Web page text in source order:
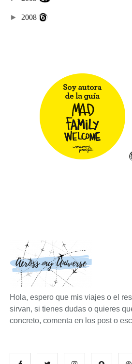
► 2008 (6)
Hola, espero que mis viajes o el
sirvan, si tienes dudas o quieres
concreto, comenta en los post o